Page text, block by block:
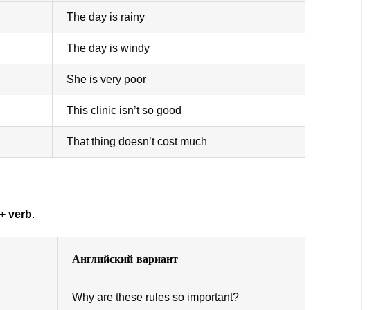
The day is rainy
The day is windy
She is very poor
This clinic isn’t so good
That thing doesn’t cost much
verb.
Английский вариант
Why are these rules so important?